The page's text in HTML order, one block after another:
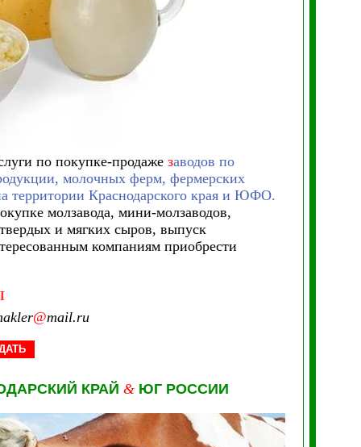
по покупке-продаже заводов по
молочных ферм, фермерских
территории Краснодарского края и ЮФО.
молзавода, мини-молзаводов,
и мягких сыров, выпуск
компаниям приобрести
@mail.ru
КРАЙ & ЮГ РОССИИ